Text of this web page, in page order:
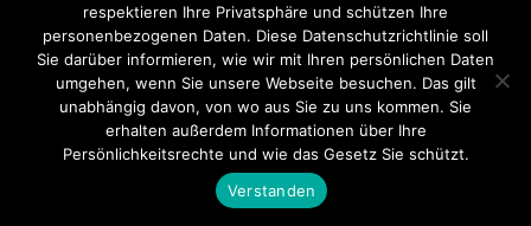
H-2 TÜR ÖFFNEN DRINGEND
G-2 AUSLAUFENDE BETRIEBSSTOFFE
Startseite Einsätze Mitglied werden Über uns
Kontakt
Think Up Themes Ltd. Powered by
respektieren Ihre Privatsphäre und schützen Ihre
personenbezogenen Daten. Diese Datenschutzrichtlinie soll
Sie darüber informieren, wie wir mit Ihren persönlichen Daten
umgehen, wenn Sie unsere Webseite besuchen. Das gilt
unabhängig davon, von wo aus Sie zu uns kommen. Sie
erhalten außerdem Informationen über Ihre
Persönlichkeitsrechte und wie das Gesetz Sie schützt.
Verstanden